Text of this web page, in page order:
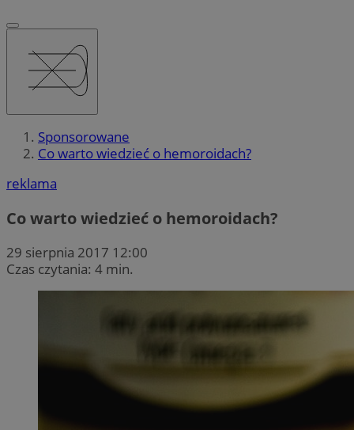
Sponsorowane
Co warto wiedzieć o hemoroidach?
reklama
Co warto wiedzieć o hemoroidach?
29 sierpnia 2017 12:00
Czas czytania: 4 min.